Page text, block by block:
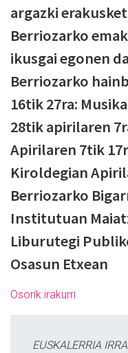
argazki
Berriozarko
ikusgai egonen
Berriozarko
16tik 27ra:
28tik apirilaren
Apirilaren 7tik
Kiroldegian
Berriozarko
Institutuan
Liburutegi
Osasun Etxean
Osorik irakurri
EUSKALERRIA